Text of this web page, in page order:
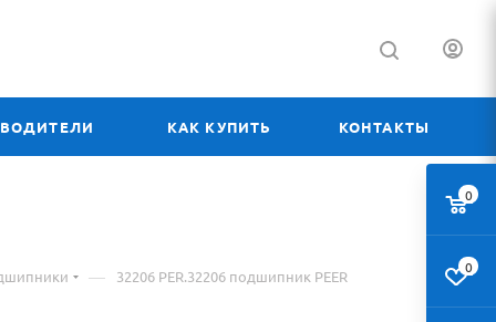
КАК КУПИТЬ КОНТАКТЫ
— 32206 PER.32206 подшипник PEER
0
0